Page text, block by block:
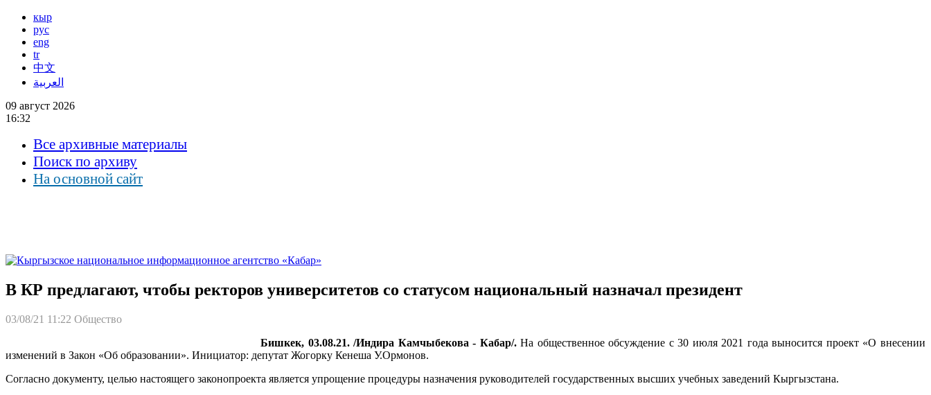
кыр
рус
eng
tr
中文
العربية
09 август 2026
16:32
Все архивные материалы
Поиск по архиву
На основной сайт
В КР предлагают, чтобы ректоров университетов со статусом национальный назначал президент
03/08/21 11:22 Общество
Бишкек, 03.08.21. /Индира Камчыбекова - Кабар/.На общественное обсуждение с 30 июля 2021 года выносится проект «О внесении
изменений в Закон «Об образовании». Инициатор: депутат Жогорку Кенеша У.Ормонов.
Согласно документу, целью настоящего законопроекта является упрощение процедуры назначения руководителей государственных высших учебных заведений Кыргызстана.